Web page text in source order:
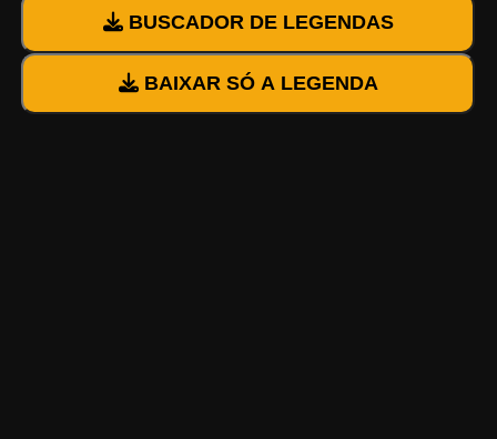
BUSCADOR DE LEGENDAS
BAIXAR SÓ A LEGENDA